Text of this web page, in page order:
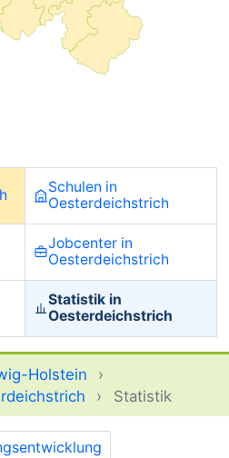
Schulen in
Oesterdeichstrich
Jobcenter in
Oesterdeichstrich
Statistik in
Oesterdeichstrich
Holstein
›
› Statistik